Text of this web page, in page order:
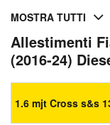
MOSTRA TUTTI
Allestimenti
(2016-24)
1.6 mjt Cross s&s